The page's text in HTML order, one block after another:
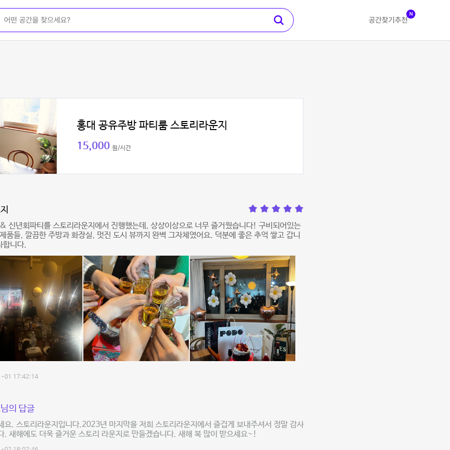
공간찾기 추천
N
홍대 공유주방 파티룸 스토리라운지
15,000 원/시간
신년회파티를 스토리라운지에서 진행했는데, 상상이상으로 너무 즐거웠습니다! 구비되어있는
품들, 깔끔한 주방과 화장실, 멋진 도시 뷰까지 완벽 그자체였어요. 덕분에 좋은 추억 쌓고 갑니
합니다.
01 17:42:14
의 답글
요. 스토리라운지입니다.2023년 마지막을 저희 스토리라운지에서 즐겁게 보내주셔서 정말 감사
. 새해에도 더욱 즐거운 스토리 라운지로 만들겠습니다. 새해 복 많이 받으세요~!